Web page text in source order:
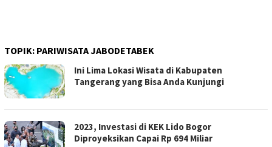
TOPIK: PARIWISATA JABODETABEK
Ini Lima Lokasi Wisata di Kabupaten
Tangerang yang Bisa Anda Kunjungi
2023, Investasi di KEK Lido Bogor
Diproyeksikan Capai Rp 694 Miliar